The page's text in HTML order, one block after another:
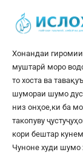
Хонандаи
муштарӣ моро
то хоста ва
шумораи шумо
низ онҳое,ки ба
такопуву
кори бештар
Чуноне худи